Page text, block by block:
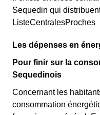
Sequedin qui
ListeCentralesProches
Les dépenses en
Pour finir sur la
Sequedinois
Concernant les
consommation